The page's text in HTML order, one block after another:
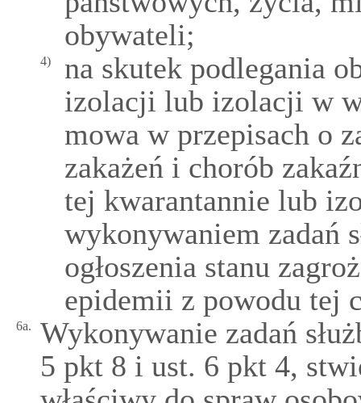
obywateli;
4)
na skutek podlegania
izolacji lub izolacji w
mowa w przepisach o
zakażeń i chorób
tej kwarantannie lub
wykonywaniem zadań
ogłoszenia stanu
epidemii z powodu tej
6a.
Wykonywanie zadań
5 pkt 8 i ust. 6 pkt 4,